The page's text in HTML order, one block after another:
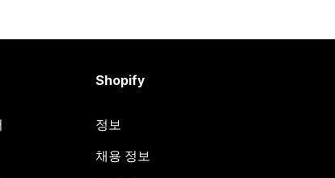
Shopify
정보
채용 정보